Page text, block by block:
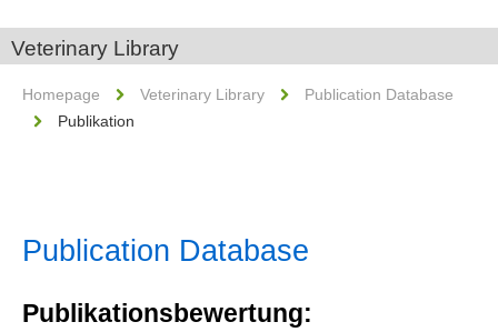
Veterinary Library
Homepage Veterinary Library
Publication Database
Publikation
Publication Database
Publikationsbewertung: